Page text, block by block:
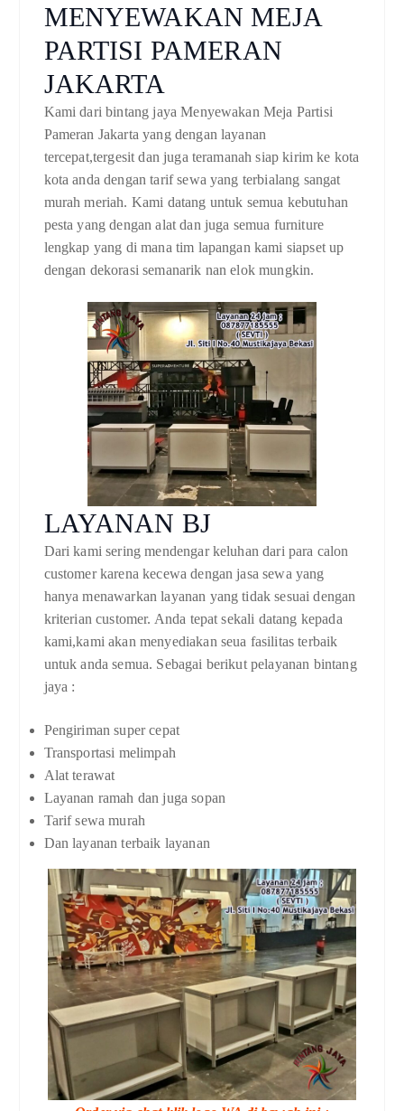
MENYEWAKAN MEJA
PARTISI PAMERAN
JAKARTA
Kami dari bintang jaya Menyewakan Meja Partisi
Pameran Jakarta yang dengan layanan
tercepat,tergesit dan juga teramanah siap kirim ke kota
kota anda dengan tarif sewa yang terbialang sangat
murah meriah. Kami datang untuk semua kebutuhan
pesta yang dengan alat dan juga semua furniture
lengkap yang di mana tim lapangan kami siapset up
dengan dekorasi semanarik nan elok mungkin.
LAYANAN BJ
Dari kami sering mendengar keluhan dari para calon
customer karena kecewa dengan jasa sewa yang
hanya menawarkan layanan yang tidak sesuai dengan
kriterian customer. Anda tepat sekali datang kepada
kami,kami akan menyediakan seua fasilitas terbaik
untuk anda semua. Sebagai berikut pelayanan bintang
jaya :
Pengiriman super cepat
Transportasi melimpah
Alat terawat
Layanan ramah dan juga sopan
Tarif sewa murah
Dan layanan terbaik layanan